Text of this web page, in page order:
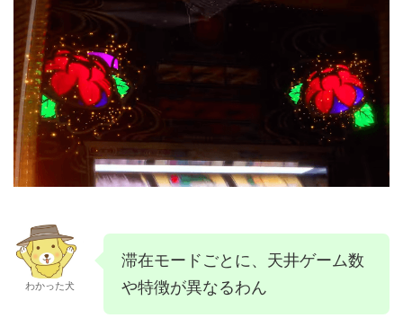
わかった犬
滞在モードごとに、天井ゲーム数
や特徴が異なるわん